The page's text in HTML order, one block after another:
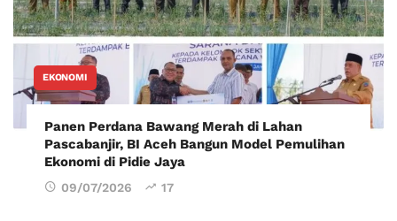
EKONOMI
Panen Perdana Bawang Merah di Lahan
Pascabanjir, BI Aceh Bangun Model Pemulihan
Ekonomi di Pidie Jaya
09/07/2026 17